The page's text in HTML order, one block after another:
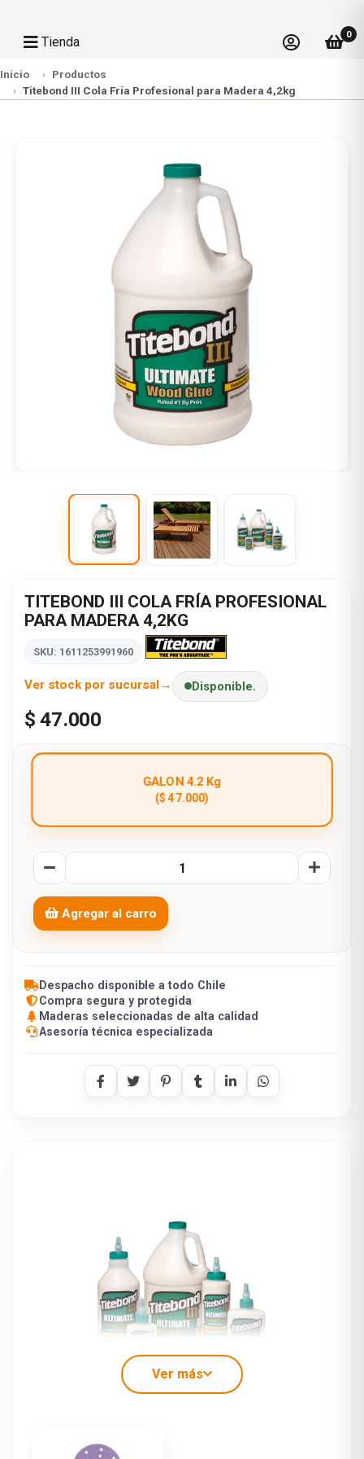
Tienda
0
Inicio
Productos
Titebond III Cola Fría Profesional para Madera 4,2kg
TITEBOND III COLA FRÍA PROFESIONAL
PARA MADERA 4,2KG
SKU: 1611253991960
Ver stock por sucursal Disponible.
$ 47.000
GALON 4.2 Kg
($ 47.000)
Agregar al carro
Despacho disponible a todo Chile
Compra segura y protegida
Maderas seleccionadas de alta calidad
Asesoría técnica especializada
Ver más